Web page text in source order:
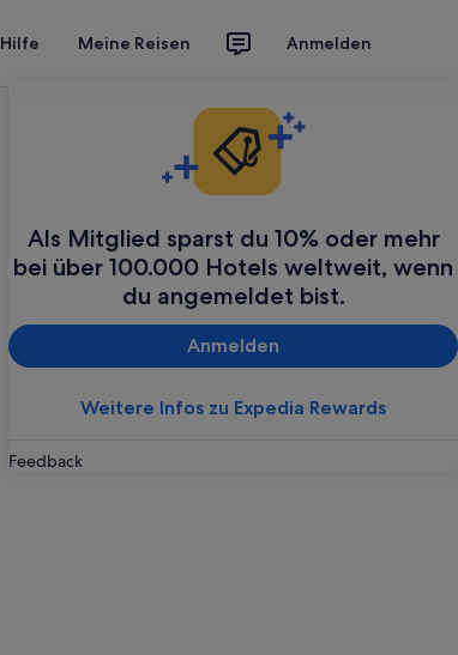
Hilfe Meine Reisen Anmelden
Als Mitglied sparst du 10% oder mehr
bei über 100.000 Hotels weltweit, wenn
du angemeldet bist.
Anmelden
Weitere Infos zu Expedia Rewards
Feedback